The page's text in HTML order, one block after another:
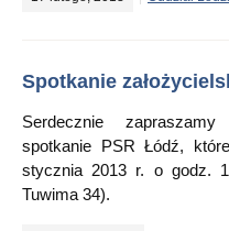
Spotkanie
Serdecznie
spotkanie PSR Łódź,
stycznia 2013 r. o godz.
Tuwima 34).